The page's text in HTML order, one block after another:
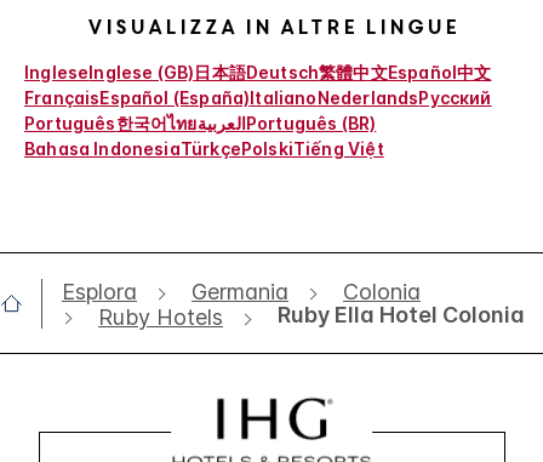
Visualizza in altre lingue
IngleseInglese (GB)日本語Deutsch繁體中文Español中文
FrançaisEspañol (España)ItalianoNederlandsРусский
Português한국어ไทยالعربيةPortuguês (BR)
Bahasa IndonesiaTürkçePolskiTiếng Việt
Esplora Germania
Colonia
Ruby Hotels
Ruby Ella Hotel Colonia